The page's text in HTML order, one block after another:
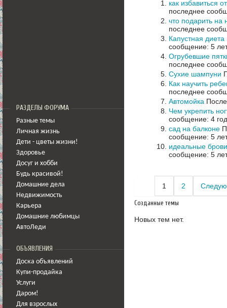
РАЗДЕЛЫ ФОРУМА
Разные темы
Личная жизнь
Дети - цветы жизни!
Здоровье
Досуг и хобби
Будь красивой!
Домашние дела
Недвижимость
Карьера
Домашние любимцы
АвтоЛеди
ОБЪЯВЛЕНИЯ
Доска объявлений
Купи-продайка
Услуги
Даром!
Для взрослых
как избавиться
последнее
что подарить на
последнее
Капустная диета
сообщение: 5
Огрубевшие
последнее
Сухие шампуни
Как научить
последнее
Автомойка
Чем укрепить
сообщение: 4
сад на балконе
сообщение: 5
идеальные брови
сообщение: 5
1 2
Созданные темы
Новых тем нет.